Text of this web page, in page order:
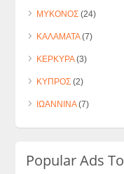
ΜΥΚΟΝΟΣ (24)
ΚΑΛΑΜΑΤΑ(7)
ΚΕΡΚΥΡΑ(3)
ΚΥΠΡΟΣ (2)
ΙΩΑΝΝΙΝΑ(7)
Popular Ads